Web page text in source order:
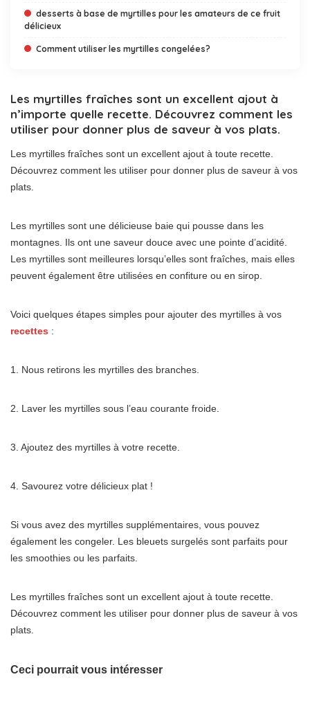
desserts à base de myrtilles pour les amateurs de ce fruit
délicieux
Comment utiliser les myrtilles congelées?
Les myrtilles fraîches sont un excellent ajout à
n’importe quelle recette. Découvrez comment les
utiliser pour donner plus de saveur à vos plats.
Les myrtilles fraîches sont un excellent ajout à toute recette.
Découvrez comment les utiliser pour donner plus de saveur à vos
plats.
Les myrtilles sont une délicieuse baie qui pousse dans les
montagnes. Ils ont une saveur douce avec une pointe d’acidité.
Les myrtilles sont meilleures lorsqu’elles sont fraîches, mais elles
peuvent également être utilisées en confiture ou en sirop.
Voici quelques étapes simples pour ajouter des myrtilles à vos
recettes :
1. Nous retirons les myrtilles des branches.
2. Laver les myrtilles sous l’eau courante froide.
3. Ajoutez des myrtilles à votre recette.
4. Savourez votre délicieux plat !
Si vous avez des myrtilles supplémentaires, vous pouvez
également les congeler. Les bleuets surgelés sont parfaits pour
les smoothies ou les parfaits.
Les myrtilles fraîches sont un excellent ajout à toute recette.
Découvrez comment les utiliser pour donner plus de saveur à vos
plats.
Ceci pourrait vous intéresser